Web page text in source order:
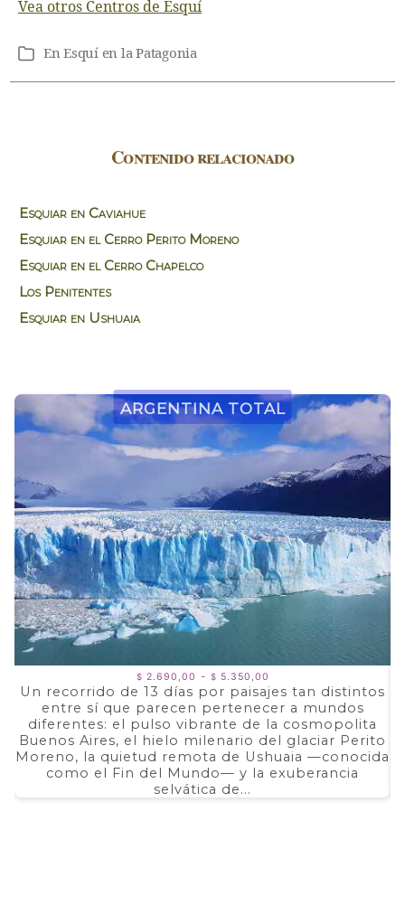
Vea otros Centros de Esquí
Categorías
EnEsquí en la Patagonia
Contenido relacionado
Esquiar en Caviahue
Esquiar en el Cerro Perito Moreno
Esquiar en el Cerro Chapelco
Los Penitentes
Esquiar en Ushuaia
Argentina Total
$ 2.690,00 - $ 5.350,00
de
precios:
desde
$ 2.690,00
hasta
$ 5.350,00
Un recorrido de 13 días por paisajes tan distintos
entre sí que parecen pertenecer a mundos
diferentes: el pulso vibrante de la cosmopolita
Buenos Aires, el hielo milenario del glaciar Perito
Moreno, la quietud remota de Ushuaia —conocida
como el Fin del Mundo— y la exuberancia
selvática de...